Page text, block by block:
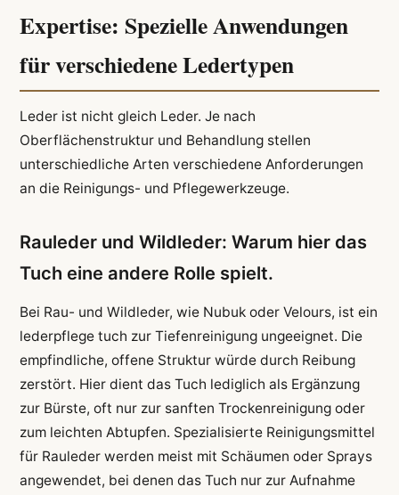
Expertise: Spezielle Anwendungen
für verschiedene Ledertypen
Leder ist nicht gleich Leder. Je nach
Oberflächenstruktur und Behandlung stellen
unterschiedliche Arten verschiedene Anforderungen
an die Reinigungs- und Pflegewerkzeuge.
Rauleder und Wildleder: Warum hier das
Tuch eine andere Rolle spielt.
Bei Rau- und Wildleder, wie Nubuk oder Velours, ist ein
lederpflege tuch zur Tiefenreinigung ungeeignet. Die
empfindliche, offene Struktur würde durch Reibung
zerstört. Hier dient das Tuch lediglich als Ergänzung
zur Bürste, oft nur zur sanften Trockenreinigung oder
zum leichten Abtupfen. Spezialisierte Reinigungsmittel
für Rauleder werden meist mit Schäumen oder Sprays
angewendet, bei denen das Tuch nur zur Aufnahme